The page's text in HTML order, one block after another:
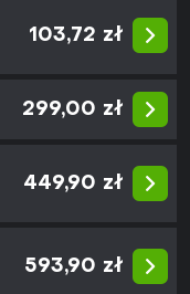
103,72 zł
299,00 zł
449,90 zł
593,90 zł